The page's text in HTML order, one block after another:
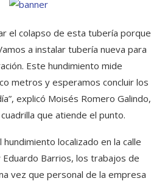
el colapso de esta tubería porque
a instalar tubería nueva para
Este hundimiento mide
metros y esperamos concluir los
explicó Moisés Romero Galindo,
que atiende el punto.
localizado en la calle
Eduardo Barrios, los trabajos de
vez que personal de la empresa